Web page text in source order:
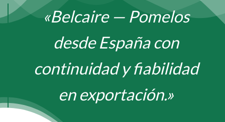
«Belcaire — Pomelos
desde España con
continuidad y fiabilidad
en exportación.»